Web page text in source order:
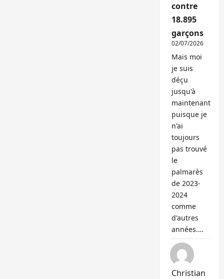
contre
18.895
garçons
02/07/2026
Mais moi
je suis
déçu
jusqu'à
maintenant
puisque je
n'ai
toujours
pas trouvé
le
palmarès
de 2023-
2024
comme
d'autres
années.…
Christian